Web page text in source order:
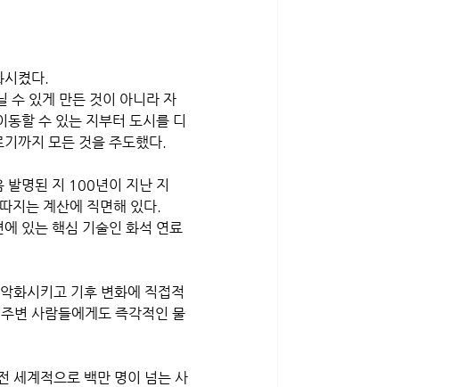
시켰다.
수 있게 만든 것이 아니라 자
동할 수 있는 지부터 도시를 디
까지 모든 것을 주도했다.
발명된 지 100년이 지난 지
지는 계산에 직면해 있다.
있는 핵심 기술인 화석 연료
화시키고 기후 변화에 직접적
변 사람들에게도 즉각적인 물
세계적으로 백만 명이 넘는 사